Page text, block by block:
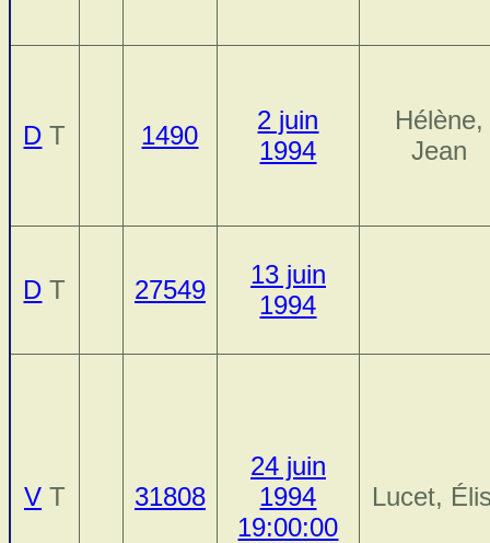
D T 1490
2 juin
1994
Hélène,
Jean
D T 27549
13 juin
1994
V T 31808
24 juin
1994
19:00:00
Lucet,